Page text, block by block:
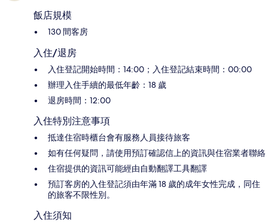
飯店規模
130 間客房
入住/退房
入住登記開始時間：14:00；入住登記結束時間：00:00
辦理入住手續的最低年齡：18 歲
退房時間：12:00
入住特別注意事項
抵達住宿時櫃台會有服務人員接待旅客
如有任何疑問，請使用預訂確認信上的資訊與住宿業者聯絡
住宿提供的資訊可能經由自動翻譯工具翻譯
預訂客房的入住登記須由年滿 18 歲的成年女性完成，同住
的旅客不限性別。
入住須知